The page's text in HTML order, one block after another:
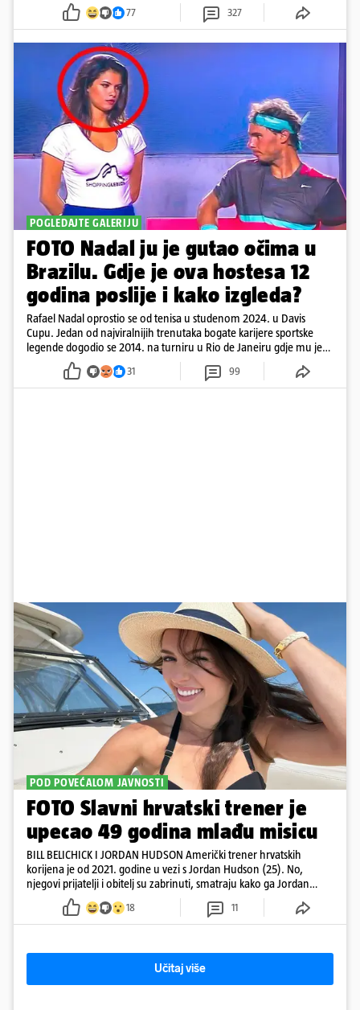
77 327
POGLEDAJTE GALERIJU
FOTO Nadal ju je gutao očima u
Brazilu. Gdje je ova hostesa 12
godina poslije i kako izgleda?
Rafael Nadal oprostio se od tenisa u studenom 2024. u Davis
Cupu. Jedan od najviralnijih trenutaka bogate karijere sportske
legende dogodio se 2014. na turniru u Rio de Janeiru gdje mu je
pažnju odvlačila ljepotica iza klupe
31 99
POD POVEĆALOM JAVNOSTI
FOTO Slavni hrvatski trener je
upecao 49 godina mlađu misicu
BILL BELICHICK I JORDAN HUDSON Američki trener hrvatskih
korijena je od 2021. godine u vezi s Jordan Hudson (25). No,
njegovi prijatelji i obitelj su zabrinuti, smatraju kako ga Jordan
kontrolira
18 11
Učitaj više